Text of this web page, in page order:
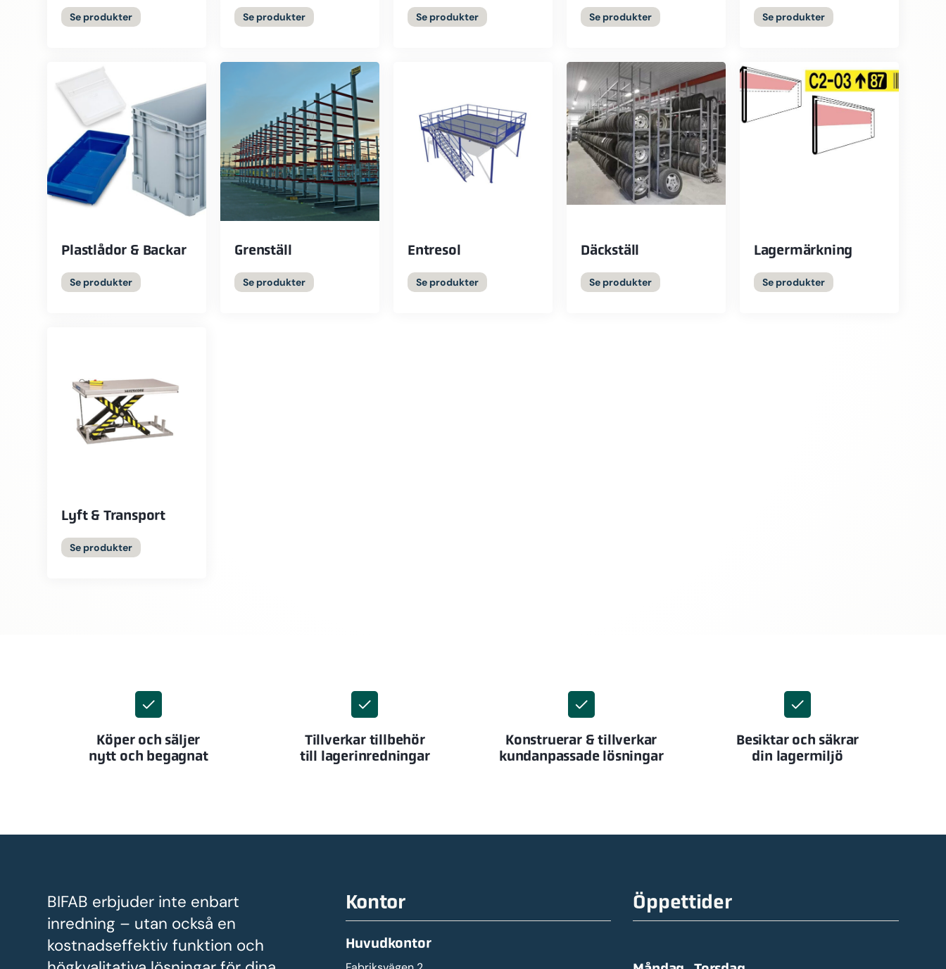
Se produkter
pallställ anpassade efter
dina behov. Med över 40
företag att skapa effektiva,
säkra och kostnadseffektiva
leveranser från eget lager ✔
Nya och begagnade pallställ
✔ Montage och installation
Kontakta oss idag för offert
på pallställ.
Se produkter Se produkter Se produkter Se produkter
Plastlådor & Backar
Se produkter
Grenställ
Se produkter
Entresol
Se produkter
Däckställ
Se produkter
Lagermärkning
Se produkter
Lyft & Transport
Se produkter
Köper och säljer
nytt och begagnat
Tillverkar tillbehör
till lagerinredningar
Konstruerar & tillverkar
kundanpassade lösningar
Besiktar och säkrar
din lagermiljö
BIFAB erbjuder inte enbart
inredning – utan också en
kostnadseffektiv funktion och
Kontor
Huvudkontor
Öppettider